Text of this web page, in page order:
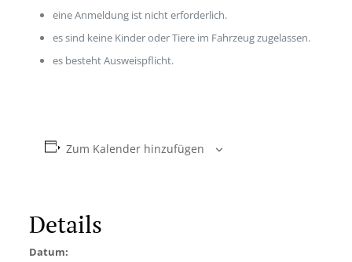
eine Anmeldung ist nicht erforderlich.
es sind keine Kinder oder Tiere im Fahrzeug zugelassen.
es besteht Ausweispflicht.
Zum Kalender hinzufügen
Details
Datum: